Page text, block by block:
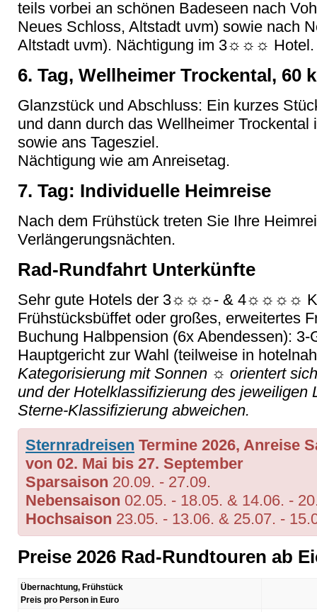
teils vorbei an schönen Badeseen nach
Neues Schloss, Altstadt uvm) sowie nach
Altstadt uvm). Nächtigung im 3☼☼☼ Hotel.
6. Tag, Wellheimer Trockental, 60
Glanzstück und Abschluss: Ein kurzes
und dann durch das Wellheimer
sowie ans Tagesziel.
Nächtigung wie am Anreisetag.
7. Tag: Individuelle Heimreise
Nach dem Frühstück treten Sie Ihre
Verlängerungsnächten.
Rad-Rundfahrt Unterkünfte
Sehr gute Hotels der 3☼☼☼- & 4☼☼☼☼
Frühstücksbüffet oder großes, erweitertes
Buchung Halbpension (6x Abendessen):
Hauptgericht zur Wahl (teilweise in
Kategorisierung mit Sonnen ☼ orientert
und der Hotelklassifizierung des jeweiligen
Sterne-Klassifizierung abweichen.
Sternradreisen Termine 2026, Anreise
von 02. Mai bis 27. September
Sparsaison 20.09. - 27.09.
Nebensaison 02.05. - 18.05. & 14.06. -
Hochsaison 23.05. - 13.06. & 25.07. -
Preise 2026 Rad-Rundtouren ab
Übernachtung, Frühstück
Preis pro Person in Euro